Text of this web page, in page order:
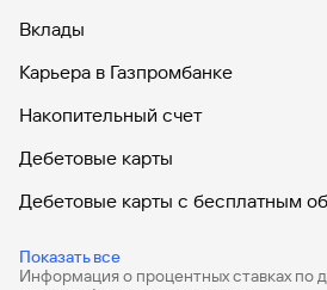
Вклады
Карьера в Газпромбанке
Накопительный счет
Дебетовые карты
Дебетовые карты с бесплатным
Показать все
Информация о процентных ставках по